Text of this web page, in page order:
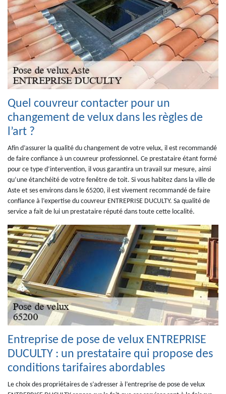
Quel couvreur contacter pour un
changement de velux dans les règles de
l’art ?
Afin d’assurer la qualité du changement de votre velux, il est recommandé
de faire confiance à un couvreur professionnel. Ce prestataire étant formé
pour ce type d’intervention, il vous garantira un travail sur mesure, ainsi
qu’une étanchéité de votre fenêtre de toit. Si vous habitez dans la ville de
Aste et ses environs dans le 65200, il est vivement recommandé de faire
confiance à l’expertise du couvreur ENTREPRISE DUCULTY. Sa qualité de
service a fait de lui un prestataire réputé dans toute cette localité.
Entreprise de pose de velux ENTREPRISE
DUCULTY : un prestataire qui propose des
conditions tarifaires abordables
Le choix des propriétaires de s’adresser à l’entreprise de pose de velux